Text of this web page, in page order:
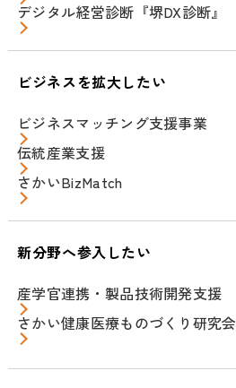
デジタル経営診断『堺DX診断』
ビジネスを拡大したい
ビジネスマッチング支援事業
伝統産業支援
さかいBizMatch
新分野へ参入したい
産学官連携・製品技術開発支援
さかい健康医療ものづくり研究会